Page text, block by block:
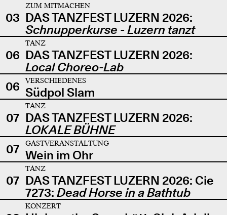
03
ZUM MITMACHEN
DAS TANZFEST LUZERN 2026:
Schnupperkurse - Luzern tanzt
06
TANZ
DAS TANZFEST LUZERN 2026:
Local Choreo-Lab
06
VERSCHIEDENES
Südpol Slam
07
TANZ
DAS TANZFEST LUZERN 2026:
LOKALE BÜHNE
07
GASTVERANSTALTUNG
Wein im Ohr
07
TANZ
DAS TANZFEST LUZERN 2026: Cie
7273: Dead Horse in a Bathtub
KONZERT